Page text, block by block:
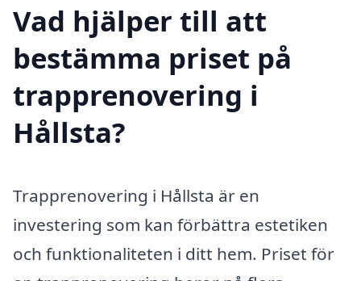
Vad hjälper till att
bestämma priset på
trapprenovering i
Hållsta?
Trapprenovering i Hållsta är en
investering som kan förbättra estetiken
och funktionaliteten i ditt hem. Priset för